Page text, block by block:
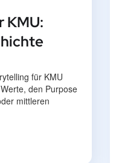
KMU:
für KMU
den Purpose
mittleren